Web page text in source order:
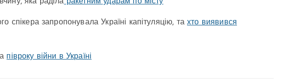
спікера запропонувала Україні капітуляцію, тахто виявився
півроку війни в Україні